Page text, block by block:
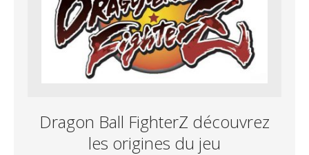
Dragon Ball FighterZ découvrez
les origines du jeu